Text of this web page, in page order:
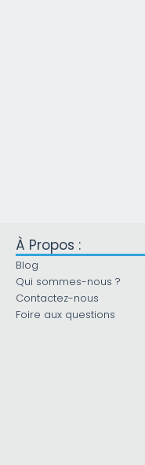
À Propos :
Blog
Qui sommes-nous ?
Contactez-nous
Foire aux questions